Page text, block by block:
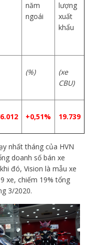
năm
ngoái
lượng
xuất
khẩu
(%)
(xe
CBU)
+0,51% 19.739
nhất tháng của HVN
doanh số bán xe
đó, Vision là mẫu xe
xe, chiếm 19% tổng
3/2020.